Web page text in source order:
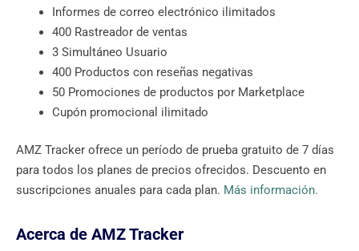
Informes de correo electrónico ilimitados
400 Rastreador de ventas
3 Simultáneo Usuario
400 Productos con reseñas negativas
50 Promociones de productos por Marketplace
Cupón promocional ilimitado
AMZ Tracker ofrece un período de prueba gratuito de 7 días
para todos los planes de precios ofrecidos. Descuento en
suscripciones anuales para cada plan. Más información.
Acerca de AMZ Tracker